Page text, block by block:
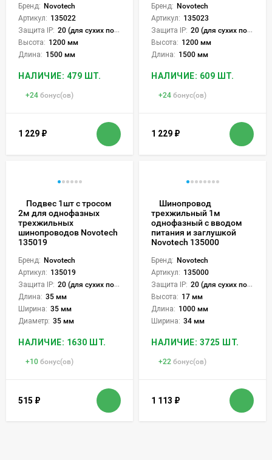
Бренд: Novotech
Артикул: 135022
Защита IP: 20 (для сухих пом.)
Высота: 1200 мм
Длина: 1500 мм
НАЛИЧИЕ: 479 ШТ.
+24 бонус(ов)
1 229 ₽
Бренд: Novotech
Артикул: 135023
Защита IP: 20 (для сухих пом.)
Высота: 1200 мм
Длина: 1500 мм
НАЛИЧИЕ: 609 ШТ.
+24 бонус(ов)
1 229 ₽
Подвес 1шт с тросом
2м для однофазных
трехжильных
шинопроводов Novotech
135019
Бренд: Novotech
Артикул: 135019
Защита IP: 20 (для сухих пом.)
Длина: 35 мм
Ширина: 35 мм
Диаметр: 35 мм
НАЛИЧИЕ: 1630 ШТ.
+10 бонус(ов)
515 ₽
Шинопровод
трехжильный 1м
однофазный с вводом
питания и заглушкой
Novotech 135000
Бренд: Novotech
Артикул: 135000
Защита IP: 20 (для сухих пом.)
Высота: 17 мм
Длина: 1000 мм
Ширина: 34 мм
НАЛИЧИЕ: 3725 ШТ.
+22 бонус(ов)
1 113 ₽